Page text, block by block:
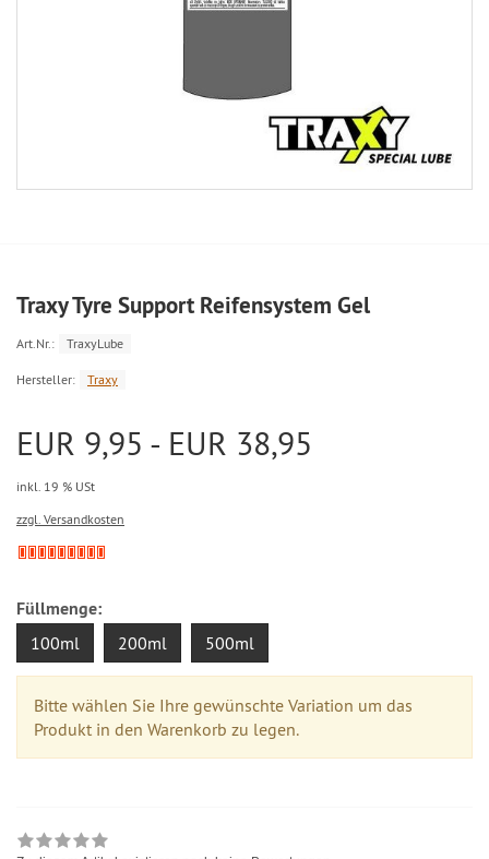
Traxy Tyre Support Reifensystem Gel
Art.Nr.: TraxyLube
Hersteller: Traxy
EUR 9,95 - EUR 38,95
inkl. 19 % USt
zzgl. Versandkosten
Füllmenge:
100ml 200ml 500ml
Bitte wählen Sie Ihre gewünschte Variation um das
Produkt in den Warenkorb zu legen.